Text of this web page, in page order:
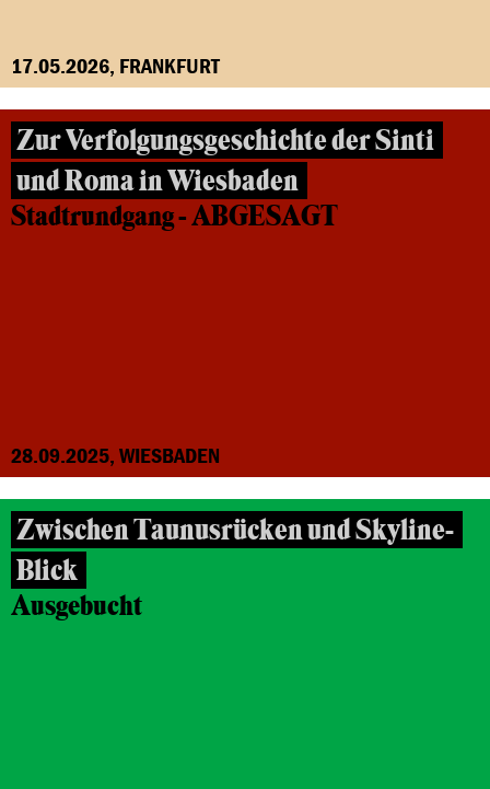
17.05.2026, FRANKFURT
Zur Verfolgungsgeschichte der Sinti
und Roma in Wiesbaden
Stadtrundgang - ABGESAGT
28.09.2025, WIESBADEN
Zwischen Taunusrücken und Skyline-
Blick
Ausgebucht